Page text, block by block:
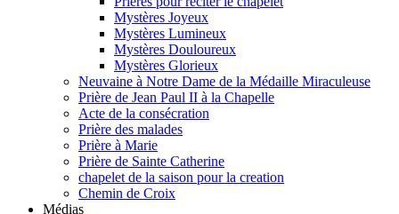
Mystères Joyeux
Mystères Lumineux
Mystères Douloureux
Mystères Glorieux
Neuvaine à Notre Dame de la Médaille Miraculeuse
Prière de Jean Paul II à la Chapelle
Acte de la consécration
Prière des malades
Prière à Marie
Prière de Sainte Catherine
chapelet de la saison pour la creation
Chemin de Croix
Médias